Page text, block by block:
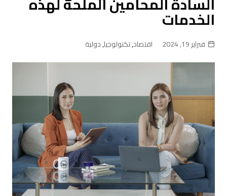
الخدمات
فبراير 19, 2024 اقتصاد,تكنولوجيا,دولية